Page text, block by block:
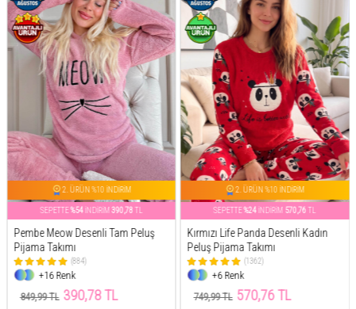
2. ÜRÜN %10 İNDİRİM
SEPETTE%54İNDİRİM390,78TL
Pembe Meow Desenli Tam Peluş
Pijama Takımı
(884)
+16 Renk
849,99 TL 390,78 TL
2. ÜRÜN %10 İNDİRİM
SEPETTE%24İNDİRİM 570,76TL
Kırmızı Life Panda Desenli Kadın
Peluş Pijama Takımı
(1362)
+6 Renk
749,99 TL 570,76 TL